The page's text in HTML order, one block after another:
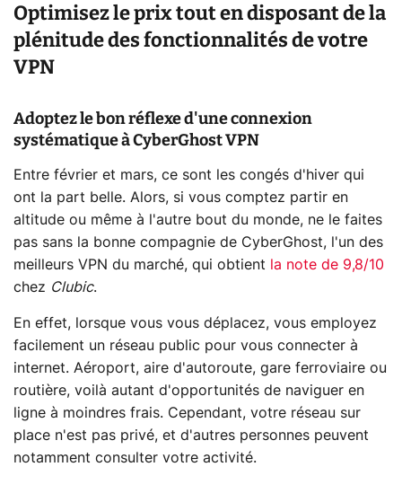
Optimisez le prix tout en disposant de la
plénitude des fonctionnalités de votre
VPN
Adoptez le bon réflexe d'une connexion
systématique à CyberGhost VPN
Entre février et mars, ce sont les congés d'hiver qui
ont la part belle. Alors, si vous comptez partir en
altitude ou même à l'autre bout du monde, ne le faites
pas sans la bonne compagnie de CyberGhost, l'un des
meilleurs VPN du marché, qui obtient
la note de 9,8/10
chez Clubic.
En effet, lorsque vous vous déplacez, vous employez
facilement un réseau public pour vous connecter à
internet. Aéroport, aire d'autoroute, gare ferroviaire ou
routière, voilà autant d'opportunités de naviguer en
ligne à moindres frais. Cependant, votre réseau sur
place n'est pas privé, et d'autres personnes peuvent
notamment consulter votre activité.